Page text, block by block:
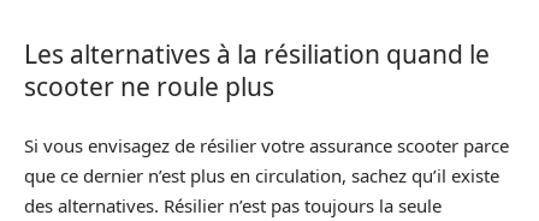
Les alternatives à la résiliation quand le
scooter ne roule plus
Si vous envisagez de résilier votre assurance scooter parce
que ce dernier n’est plus en circulation, sachez qu’il existe
des alternatives. Résilier n’est pas toujours la seule